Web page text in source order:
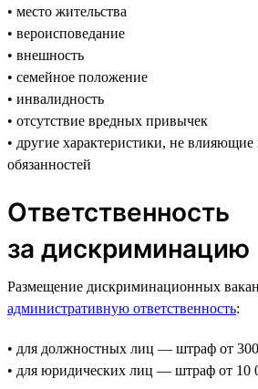
• место жительства
• вероисповедание
• внешность
• семейное положение
• инвалидность
• отсутствие вредных привычек
• другие характеристики, не
обязанностей
Ответственность
за дискриминацию
Размещение дискриминационных
административную ответственность:
• для должностных лиц — штраф от
• для юридических лиц — штраф от 10